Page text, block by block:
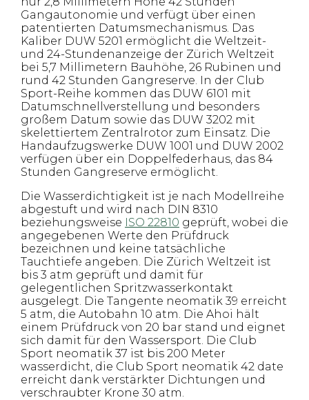
Gangautonomie und verfügt über einen
patentierten Datumsmechanismus. Das
Kaliber DUW 5201 ermöglicht die Weltzeit-
und 24-Stundenanzeige der Zürich Weltzeit
bei 5,7 Millimetern Bauhöhe, 26 Rubinen und
rund 42 Stunden Gangreserve. In der Club
Sport-Reihe kommen das DUW 6101 mit
Datumschnellverstellung und besonders
großem Datum sowie das DUW 3202 mit
skelettiertem Zentralrotor zum Einsatz. Die
Handaufzugswerke DUW 1001 und DUW 2002
verfügen über ein Doppelfederhaus, das 84
Stunden Gangreserve ermöglicht.
Die Wasserdichtigkeit ist je nach Modellreihe
abgestuft und wird nach DIN 8310
beziehungsweise ISO 22810 geprüft, wobei die
angegebenen Werte den Prüfdruck
bezeichnen und keine tatsächliche
Tauchtiefe angeben. Die Zürich Weltzeit ist
bis 3 atm geprüft und damit für
gelegentlichen Spritzwasserkontakt
ausgelegt. Die Tangente neomatik 39 erreicht
5 atm, die Autobahn 10 atm. Die Ahoi hält
einem Prüfdruck von 20 bar stand und eignet
sich damit für den Wassersport. Die Club
Sport neomatik 37 ist bis 200 Meter
wasserdicht, die Club Sport neomatik 42 date
erreicht dank verstärkter Dichtungen und
verschraubter Krone 30 atm.